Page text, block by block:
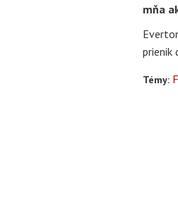
mňa
prienik
Témy: